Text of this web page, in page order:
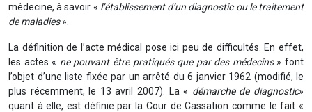
médecine, à savoir « l’établissement d’un diagnostic ou le traitement
de maladies».
La définition de l’acte médical pose ici peu de difficultés. En effet,
les actes « ne pouvant être pratiqués que par des médecins» font
l’objet d’une liste fixée par un arrêté du 6 janvier 1962 (modifié, le
plus récemment, le 13 avril 2007). La « démarche de diagnostic»
quant à elle, est définie par la Cour de Cassation comme le fait «